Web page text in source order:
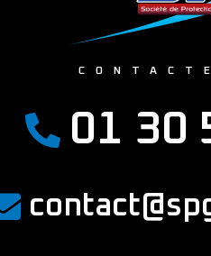
01 30